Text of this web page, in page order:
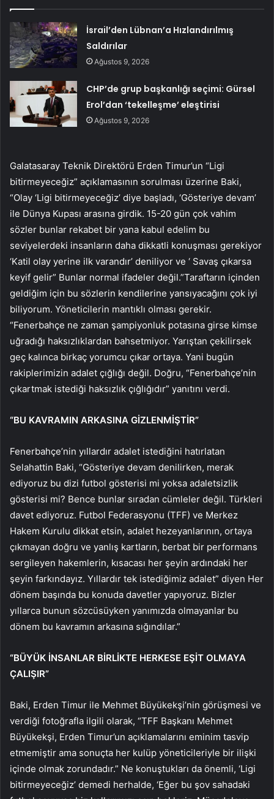
İsrail’den Lübnan’a Hızlandırılmış
Saldırılar
Ağustos 9, 2026
CHP’de grup başkanlığı seçimi: Gürsel
Erol’dan ‘tekelleşme’ eleştirisi
Ağustos 9, 2026
Galatasaray Teknik Direktörü Erden Timur’un “Ligi
bitirmeyeceğiz” açıklamasının sorulması üzerine Baki,
“Olay ‘Ligi bitirmeyeceğiz’ diye başladı, ‘Gösteriye devam’
ile Dünya Kupası arasına girdik. 15-20 gün çok vahim
sözler bunlar rekabet bir yana kabul edelim bu
seviyelerdeki insanların daha dikkatli konuşması gerekiyor
‘Katil olay yerine ilk varandır’ deniliyor ve ‘ Savaş çıkarsa
keyif gelir” Bunlar normal ifadeler değil.”Taraftarın içinden
geldiğim için bu sözlerin kendilerine yansıyacağını çok iyi
biliyorum. Yöneticilerin mantıklı olması gerekir.
“Fenerbahçe ne zaman şampiyonluk potasına girse kimse
uğradığı haksızlıklardan bahsetmiyor. Yarıştan çekilirsek
geç kalınca birkaç yorumcu çıkar ortaya. Yani bugün
rakiplerimizin adalet çığlığı değil. Doğru, “Fenerbahçe’nin
çıkartmak istediği haksızlık çığlığıdır” yanıtını verdi.
“BU KAVRAMIN ARKASINA GİZLENMİŞTİR”
Fenerbahçe’nin yıllardır adalet istediğini hatırlatan
Selahattin Baki, “Gösteriye devam denilirken, merak
ediyoruz bu dizi futbol gösterisi mi yoksa adaletsizlik
gösterisi mi? Bence bunlar sıradan cümleler değil. Türkleri
davet ediyoruz. Futbol Federasyonu (TFF) ve Merkez
Hakem Kurulu dikkat etsin, adalet hezeyanlarının, ortaya
çıkmayan doğru ve yanlış kartların, berbat bir performans
sergileyen hakemlerin, kısacası her şeyin ardındaki her
şeyin farkındayız. Yıllardır tek istediğimiz adalet” diyen Her
dönem başında bu konuda davetler yapıyoruz. Bizler
yıllarca bunun sözcüsüyken yanımızda olmayanlar bu
dönem bu kavramın arkasına sığındılar.”
“BÜYÜK İNSANLAR BİRLİKTE HERKESE EŞİT OLMAYA
ÇALIŞIR”
Baki, Erden Timur ile Mehmet Büyükekşi’nin görüşmesi ve
verdiği fotoğrafla ilgili olarak, “TFF Başkanı Mehmet
Büyükekşi, Erden Timur’un açıklamalarını eminim tasvip
etmemiştir ama sonuçta her kulüp yöneticileriyle bir ilişki
içinde olmak zorundadır.” Ne konuştukları da önemli, ‘Ligi
bitirmeyeceğiz’ demedi herhalde, ‘Eğer bu şov sahadaki